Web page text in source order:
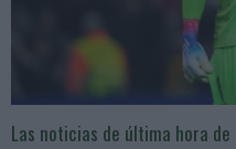
Las noticias de última hora